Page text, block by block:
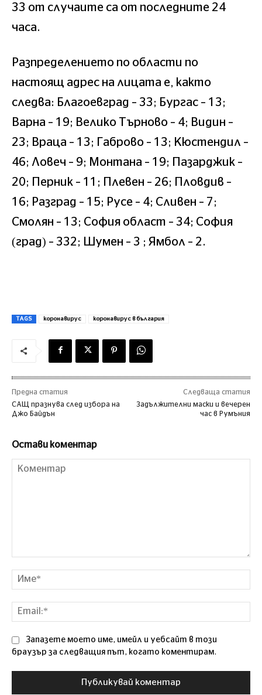
33 от случаите са от последните 24
часа.
Разпределението по области по
настоящ адрес на лицата е, както
следва: Благоевград – 33; Бургас – 13;
Варна – 19; Велико Търново – 4; Видин –
23; Враца – 13; Габрово – 13; Кюстендил –
46; Ловеч – 9; Монтана – 19; Пазарджик –
20; Перник – 11; Плевен – 26; Пловдив –
16; Разград – 15; Русе – 4; Сливен – 7;
Смолян – 13; София област – 34; София
(град) – 332; Шумен – 3 ; Ямбол – 2.
TAGS коронавирус коронавирус в българия
Предна статия
САЩ празнува след избора на
Джо Байдън
Следваща статия
Задължителни маски и вечерен
час в Румъния
Остави коментар
Запазете моето име, имейл и уебсайт в този
браузър за следващия път, когато коментирам.